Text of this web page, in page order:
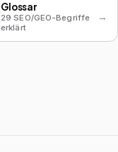
Glossar
29 SEO/GEO-Begriffe
erklärt
→